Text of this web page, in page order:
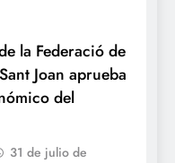
la Federació de
Joan aprueba
del
31 de julio de